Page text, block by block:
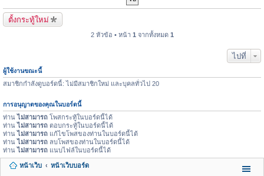
ตั้งกระทู้ใหม่
2 หัวข้อ • หน้า 1 จากทั้งหมด 1
ไปที่
ผู้ใช้งานขณะนี้
สมาชิกกำลังดูบอร์ดนี้: ไม่มีสมาชิกใหม่ และบุคลทั่วไป 20
การอนุญาตของคุณในบอร์ดนี้
ท่านไม่สามารถ โพสกระทู้ในบอร์ดนี้ได้
ท่านไม่สามารถ ตอบกระทู้ในบอร์ดนี้ได้
ท่านไม่สามารถ แก้ไขโพสของท่านในบอร์ดนี้ได้
ท่านไม่สามารถ ลบโพสของท่านในบอร์ดนี้ได้
ท่านไม่สามารถ แนบไฟล์ในบอร์ดนี้ได้
หน้าเว็บ หน้าเว็บบอร์ด